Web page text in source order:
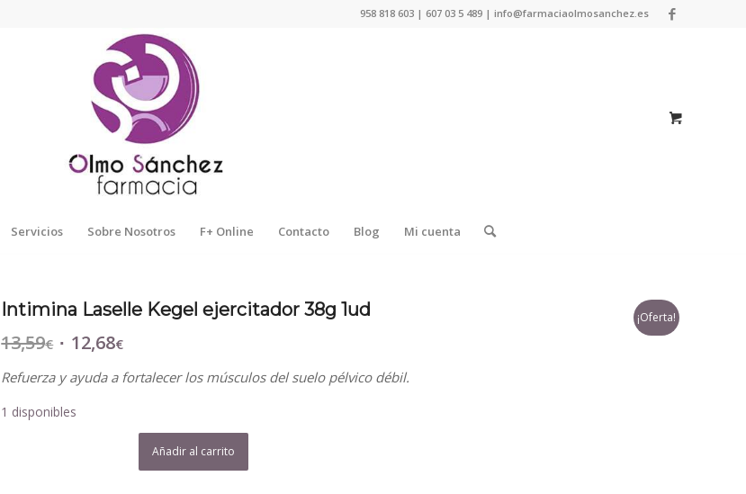
958 818 603 | 607 03 5 489 | info@farmaciaolmosanchez.es
Servicios Sobre Nosotros F+ Online Contacto Blog Mi cuenta
¡Oferta!
Intimina Laselle Kegel ejercitador 38g 1ud
13,59€ El
original
era:
12,68€El
actual
12,68€.
Refuerza y ayuda a fortalecer los músculos del suelo pélvico débil.
1 disponibles
Añadir al carrito